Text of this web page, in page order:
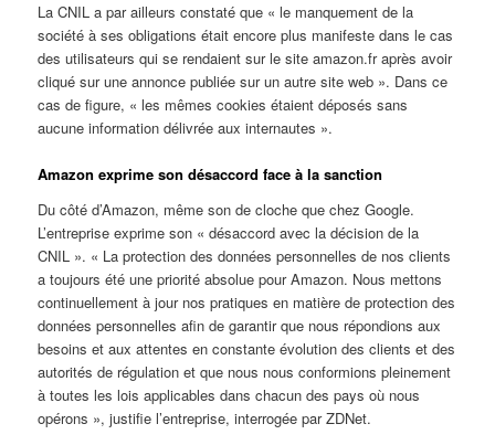
La CNIL a par ailleurs constaté que « le manquement de la
société à ses obligations était encore plus manifeste dans le cas
des utilisateurs qui se rendaient sur le site amazon.fr après avoir
cliqué sur une annonce publiée sur un autre site web ». Dans ce
cas de figure, « les mêmes cookies étaient déposés sans
aucune information délivrée aux internautes ».
Amazon exprime son désaccord face à la sanction
Du côté d’Amazon, même son de cloche que chez Google.
L’entreprise exprime son « désaccord avec la décision de la
CNIL ». « La protection des données personnelles de nos clients
a toujours été une priorité absolue pour Amazon. Nous mettons
continuellement à jour nos pratiques en matière de protection des
données personnelles afin de garantir que nous répondions aux
besoins et aux attentes en constante évolution des clients et des
autorités de régulation et que nous nous conformions pleinement
à toutes les lois applicables dans chacun des pays où nous
opérons », justifie l’entreprise, interrogée par ZDNet.